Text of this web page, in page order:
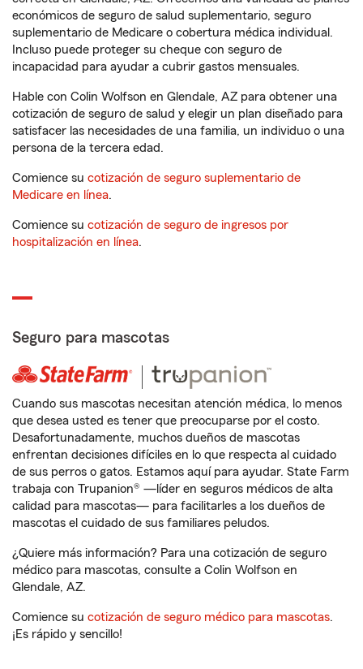
económicos de seguro de salud suplementario, seguro
suplementario de Medicare o cobertura médica individual.
Incluso puede proteger su cheque con seguro de
incapacidad para ayudar a cubrir gastos mensuales.
Hable con Colin Wolfson en Glendale, AZ para obtener una
cotización de seguro de salud y elegir un plan diseñado para
satisfacer las necesidades de una familia, un individuo o una
persona de la tercera edad.
Comience su cotización de seguro suplementario de
Medicare en línea.
Comience su cotización de seguro de ingresos por
hospitalización en línea.
Seguro para mascotas
Cuando sus mascotas necesitan atención médica, lo menos
que desea usted es tener que preocuparse por el costo.
Desafortunadamente, muchos dueños de mascotas
enfrentan decisiones difíciles en lo que respecta al cuidado
de sus perros o gatos. Estamos aquí para ayudar. State Farm
trabaja con Trupanion® —líder en seguros médicos de alta
calidad para mascotas— para facilitarles a los dueños de
mascotas el cuidado de sus familiares peludos.
¿Quiere más información? Para una cotización de seguro
médico para mascotas, consulte a Colin Wolfson en
Glendale, AZ.
Comience su cotización de seguro médico para mascotas.
¡Es rápido y sencillo!